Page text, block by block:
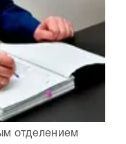
отделением